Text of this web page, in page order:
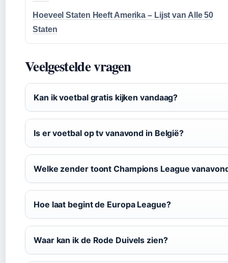
Hoeveel Staten Heeft Amerika – Lijst van Alle 50
Staten
Veelgestelde vragen
Kan ik voetbal gratis kijken vandaag?
Is er voetbal op tv vanavond in België?
Welke zender toont Champions League
Hoe laat begint de Europa League?
Waar kan ik de Rode Duivels zien?